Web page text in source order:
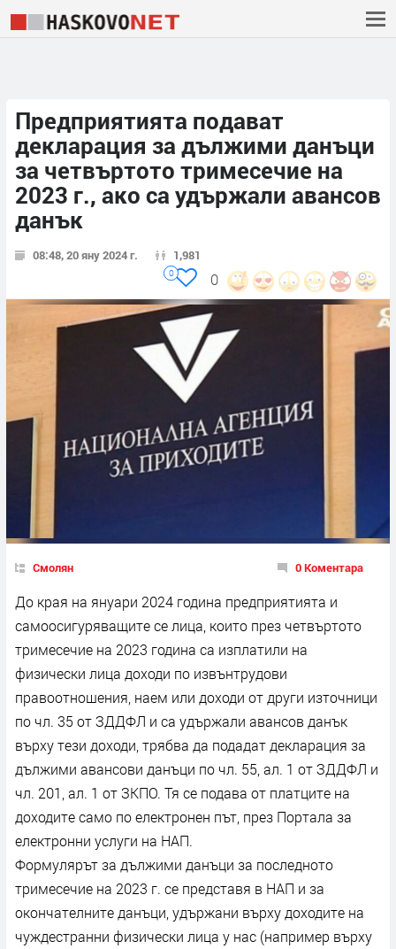
Предприятията подават
декларация за дължими данъци
за четвъртото тримесечие на
2023 г., ако са удържали авансов
данък
08:48, 20 яну 2024 г. 1,981
0
0
Смолян 0 Коментара
До края на януари 2024 година предприятията и
самоосигуряващите се лица, които през четвъртото
тримесечие на 2023 година са изплатили на
физически лица доходи по извънтрудови
правоотношения, наем или доходи от други източници
по чл. 35 от ЗДДФЛ и са удържали авансов данък
върху тези доходи, трябва да подадат декларация за
дължими авансови данъци по чл. 55, ал. 1 от ЗДДФЛ и
чл. 201, ал. 1 от ЗКПО. Тя се подава от платците на
доходите само по електронен път, през Портала за
електронни услуги на НАП.
Формулярът за дължими данъци за последното
тримесечие на 2023 г. се представя в НАП и за
окончателните данъци, удържани върху доходите на
чуждестранни физически лица у нас (например върху